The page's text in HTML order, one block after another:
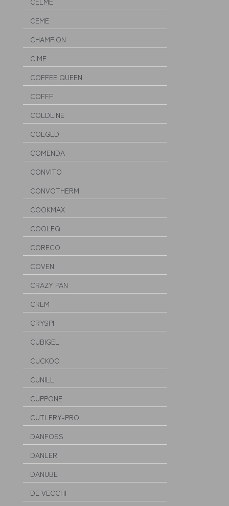
CEME
CHAMPION
CIME
COFFEE QUEEN
COFFF
COLDLINE
COLGED
COMENDA
CONVITO
CONVOTHERM
COOKMAX
COOLEQ
CORECO
COVEN
CRAZY PAN
CREM
CRYSPI
CUBIGEL
CUCKOO
CUNILL
CUPPONE
CUTLERY-PRO
DANFOSS
DANLER
DANUBE
DE VECCHI